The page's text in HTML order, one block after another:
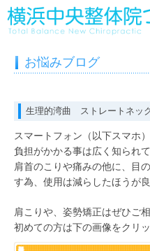
お悩みブログ
生理的湾曲 ストレートネッ
スマートフォン（以下スマホ
負担がかかる事は広く知られて
肩首のこりや痛みの他に、目
す為、使用は減らしたほうが
肩こりや、姿勢矯正はぜひご
初めての方は下の画像をクリ